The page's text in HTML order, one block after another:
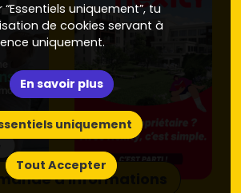
d'informations
uniquement”, tu
de cookies servant à
uniquement.
En savoir plus
uniquement
Tout Accepter